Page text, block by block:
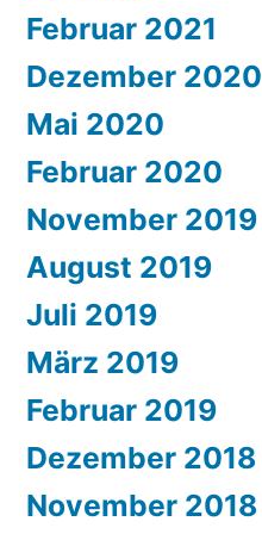
Februar 2021
Dezember 2020
Mai 2020
Februar 2020
November 2019
August 2019
Juli 2019
März 2019
Februar 2019
Dezember 2018
November 2018